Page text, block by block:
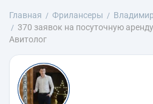
Главная Фрилансеры Владимир
370 заявок на посуточную
Авитолог